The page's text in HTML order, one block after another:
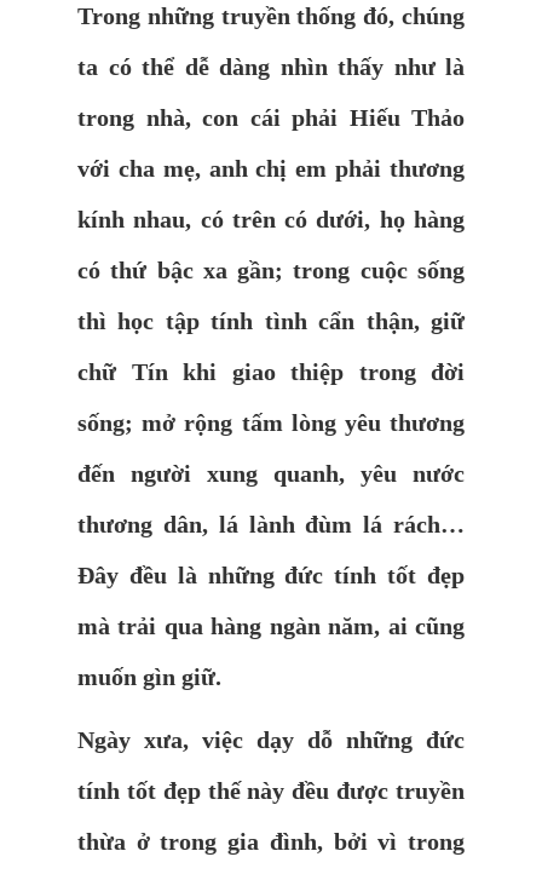
Trong những truyền thống đó, chúng
ta có thể dễ dàng nhìn thấy như là
trong nhà, con cái phải Hiếu Thảo
với cha mẹ, anh chị em phải thương
kính nhau, có trên có dưới, họ hàng
có thứ bậc xa gần; trong cuộc sống
thì học tập tính tình cẩn thận, giữ
chữ Tín khi giao thiệp trong đời
sống; mở rộng tấm lòng yêu thương
đến người xung quanh, yêu nước
thương dân, lá lành đùm lá rách…
Đây đều là những đức tính tốt đẹp
mà trải qua hàng ngàn năm, ai cũng
muốn gìn giữ.
Ngày xưa, việc dạy dỗ những đức
tính tốt đẹp thế này đều được truyền
thừa ở trong gia đình, bởi vì trong